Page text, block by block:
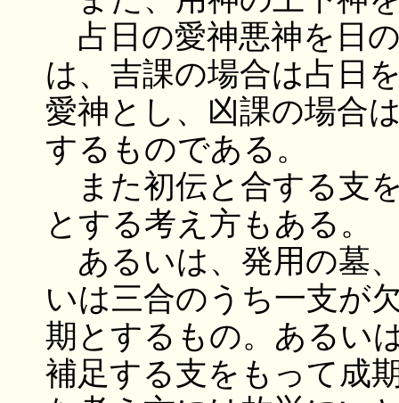
占日の愛神悪神を日
は、吉課の場合は占日
愛神とし、凶課の場合
するものである。
また初伝と合する支
とする考え方もある。
あるいは、発用の墓
いは三合のうち一支が
期とするもの。あるい
補足する支をもって成